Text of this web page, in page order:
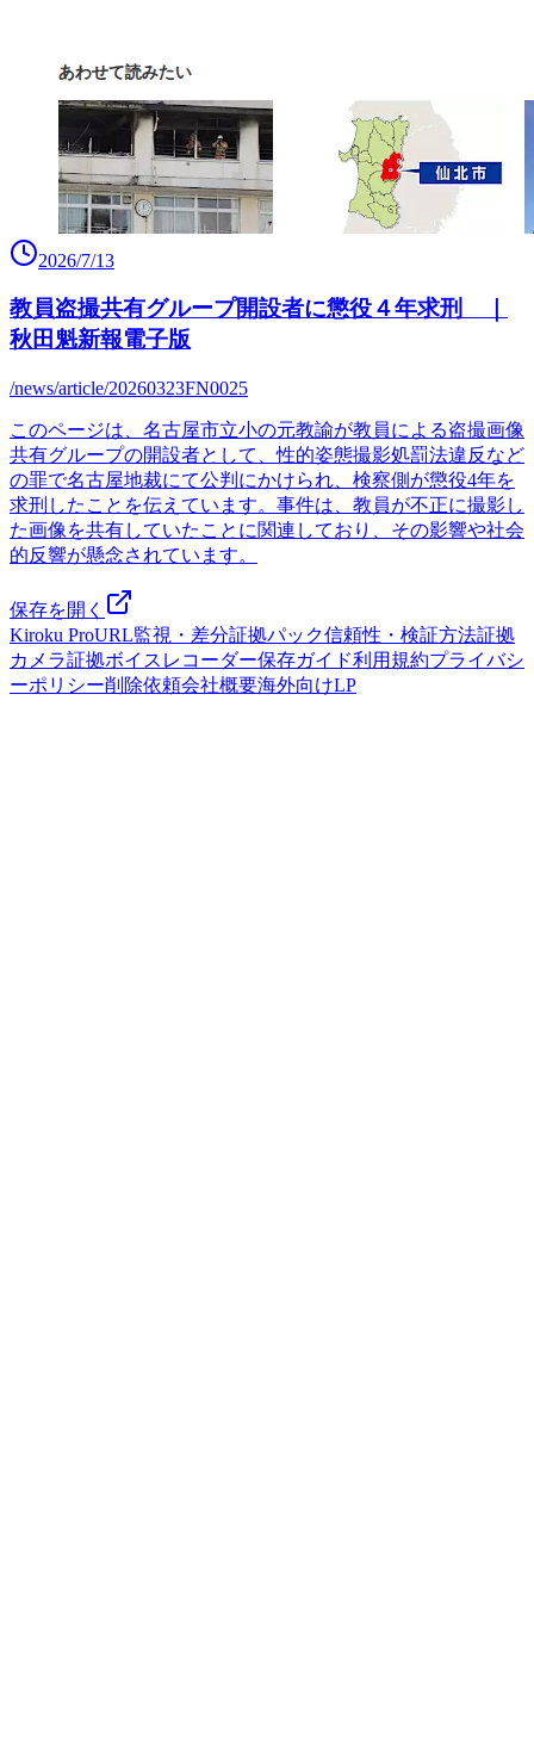
2026/7/13
教員盗撮共有グループ開設者に懲役４年求刑 ｜
秋田魁新報電子版
/news/article/20260323FN0025
このページは、名古屋市立小の元教諭が教員による盗撮画像
共有グループの開設者として、性的姿態撮影処罰法違反など
の罪で名古屋地裁にて公判にかけられ、検察側が懲役4年を
求刑したことを伝えています。事件は、教員が不正に撮影し
た画像を共有していたことに関連しており、その影響や社会
的反響が懸念されています。
保存を開く
Kiroku ProURL監視・差分証拠パック信頼性・検証方法証拠
カメラ証拠ボイスレコーダー保存ガイド利用規約プライバシ
ーポリシー削除依頼会社概要海外向けLP